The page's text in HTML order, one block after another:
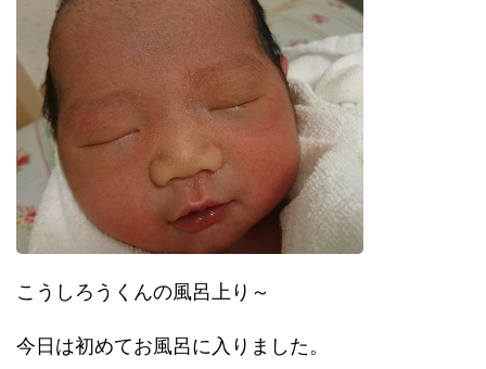
こうしろうくんの風呂上り～
今日は初めてお風呂に入りました。